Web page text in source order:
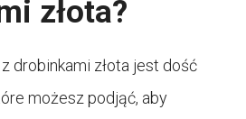
złota?
drobinkami złota jest dość
możesz podjąć, aby